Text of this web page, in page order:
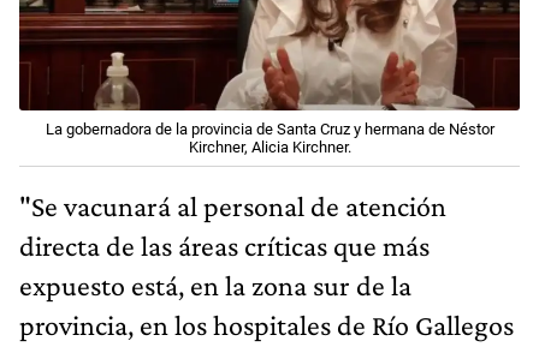
La gobernadora de la provincia de Santa Cruz y hermana de Néstor
Kirchner, Alicia Kirchner.
"Se vacunará al personal de atención
directa de las áreas críticas que más
expuesto está, en la zona sur de la
provincia, en los hospitales de Río Gallegos